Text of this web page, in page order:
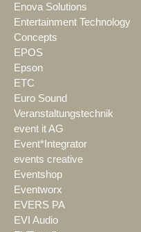
Enova Solutions
Entertainment Technology
Concepts
EPOS
Epson
ETC
Euro Sound
Veranstaltungstechnik
event it AG
Event*Integrator
events creative
Eventshop
Eventworx
EVERS PA
EVI Audio